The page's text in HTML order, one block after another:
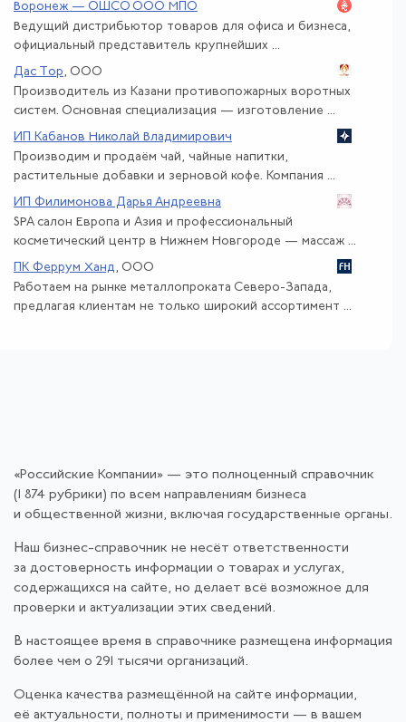
Воронеж — ОШСО ООО МПО
Ведущий дистрибьютор товаров для офиса и бизнеса,
официальный представитель крупнейших ...
Дас Тор , ООО
Производитель из Казани противопожарных воротных
систем. Основная специализация — изготовление ...
ИП Кабанов Николай Владимирович
Производим и продаём чай, чайные напитки,
растительные добавки и зерновой кофе. Компания ...
ИП Филимонова Дарья Андреевна
SPA салон Европа и Азия и профессиональный
косметический центр в Нижнем Новгороде — массаж ...
ПК Феррум Ханд , ООО
Работаем на рынке металлопроката Северо-Запада,
предлагая клиентам не только широкий ассортимент ...
«Российские Компании» — это полноценный справочник
(1 874 рубрики) по всем направлениям бизнеса
и общественной жизни, включая государственные органы.
Наш бизнес-справочник не несёт ответственности
за достоверность информации о товарах и услугах,
содержащихся на сайте, но делает всё возможное для
проверки и актуализации этих сведений.
В настоящее время в справочнике размещена информация
более чем о 291 тысячи организаций.
Оценка качества размещённой на сайте информации,
её актуальности, полноты и применимости — в вашем